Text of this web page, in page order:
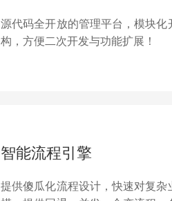
源代码全开放的管理平台，模块化
构，方便二次开发与功能扩展！
智能流程引擎
提供傻瓜化流程设计，快速对复杂